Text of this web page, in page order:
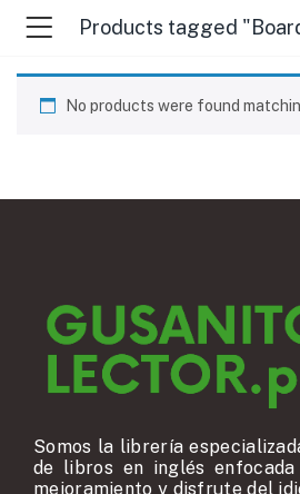
No products were found
Somos la librería
de libros en inglés
mejoramiento y disfrute del